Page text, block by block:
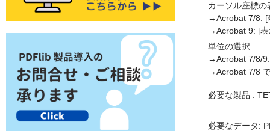
カーソル座標の
→Acrobat 7/8: [
→Acrobat 9: [表
単位の選択
→Acrobat 7/8/
→Acrobat 7/8
必要な製品 :
必要なデータ: